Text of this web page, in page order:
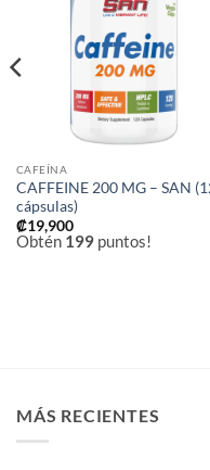
CAFEÍNA
CAFFEINE 200 MG – SAN
cápsulas)
₡19,900
Obtén 199puntos!
MÁS RECIENTES